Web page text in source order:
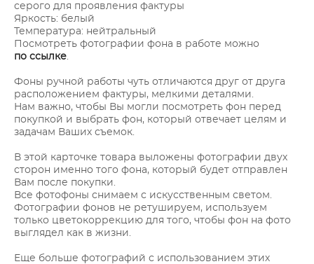
серого для проявления фактуры
Яркость: белый
Температура: нейтральный
Посмотреть фотографии фона в работе можно
по ссылке.
Фоны ручной работы чуть отличаются друг от друга
расположением фактуры, мелкими деталями.
Нам важно, чтобы Вы могли посмотреть фон перед
покупкой и выбрать фон, который отвечает целям и
задачам Ваших съемок.
В этой карточке товара выложены фотографии двух
сторон именно того фона, который будет отправлен
Вам после покупки.
Все фотофоны снимаем с искусственным светом.
Фотографии фонов не ретушируем, используем
только цветокоррекцию для того, чтобы фон на фото
выглядел как в жизни.
Еще больше фотографий с использованием этих